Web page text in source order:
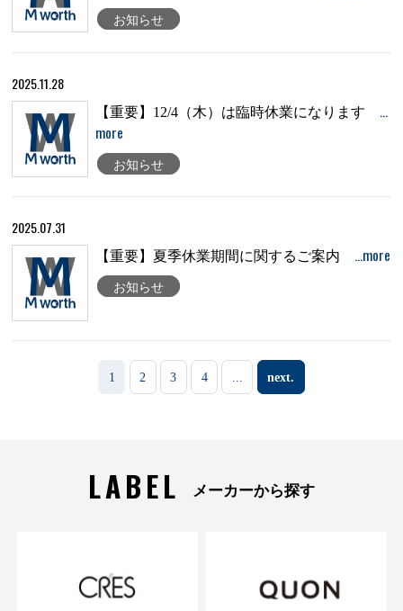
お知らせ
2025.11.28
【重要】12/4（木）は臨時休業になります …
more
お知らせ
2025.07.31
【重要】夏季休業期間に関するご案内 …more
お知らせ
1 2 3 4 ... next.
LABEL メーカーから探す